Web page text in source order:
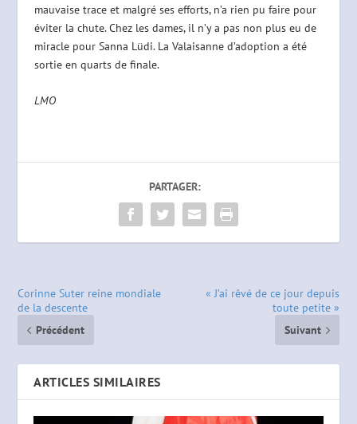
mauvaise trace et malgré ses efforts, n’a rien pu faire pour
éviter la chute. Chez les dames, il n’y a pas non plus eu de
miracle pour Sanna Lüdi. La Valaisanne d’adoption a été
sortie en quarts de finale.
LMO
PARTAGER:
Corinne Suter reine mondiale
de la descente
Précédent
« J’ai rêvé de ce jour depuis
toute petite »
Suivant
ARTICLES SIMILAIRES